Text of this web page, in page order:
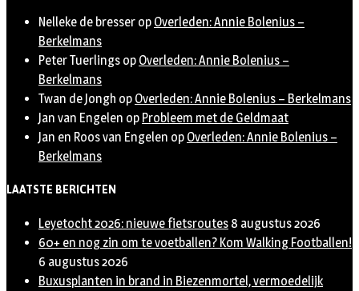
Nelleke de bresser op Overleden: Annie Bolenius –
Berkelmans
Peter Tuerlings op Overleden: Annie Bolenius –
Berkelmans
Twan de Jongh op Overleden: Annie Bolenius – Berkelmans
Jan van Engelen op Probleem met de Geldmaat
Jan en Roos van Engelen op Overleden: Annie Bolenius –
Berkelmans
LAATSTE BERICHTEN
Leyetocht 2026: nieuwe fietsroutes 8 augustus 2026
60+ en nog zin om te voetballen? Kom Walking Footballen!
6 augustus 2026
Buxusplanten in brand in Biezenmortel, vermoedelijk